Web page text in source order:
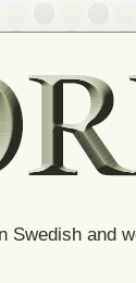
and